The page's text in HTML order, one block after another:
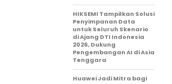
HIKSEMI Tampilkan Solusi
Penyimpanan Data
untuk Seluruh Skenario
di Ajang DTI Indonesia
2026, Dukung
Pengembangan AI di Asia
Tenggara
Huawei Jadi Mitra bagi